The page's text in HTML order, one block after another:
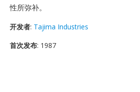
性所弥补。
开发者: Tajima Industries
首次发布: 1987